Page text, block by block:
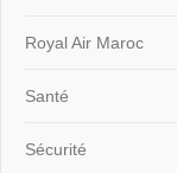
Royal Air Maroc
Santé
Sécurité